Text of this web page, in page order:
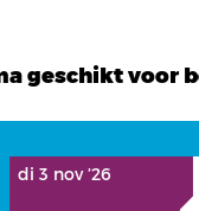
geschikt voor
di 3 nov ’26